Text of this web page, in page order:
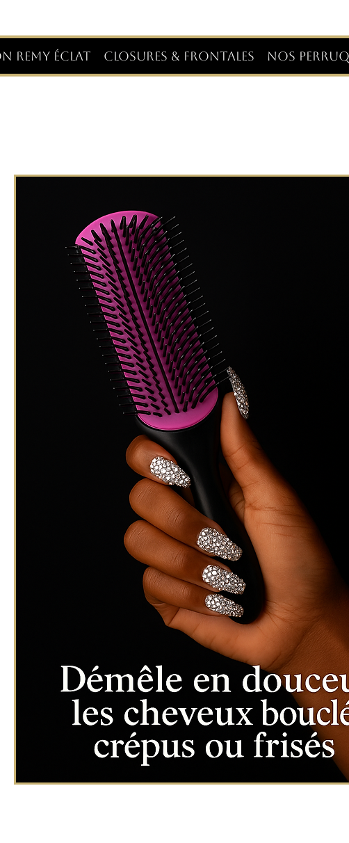
REMY ÉCLAT CLOSURES & FRONTALES NOS